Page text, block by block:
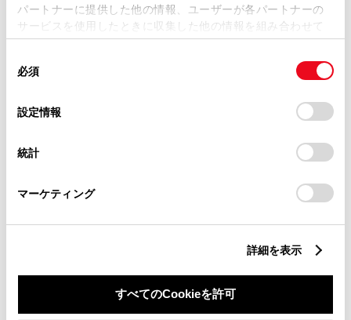
パートナーに提供した他の情報、ユーザーが各パートナーの
サービスを使用したときに収集した他の情報を組み合わせて
使用することがあります。当ウェブサイトの使用を続行する
デバイスにすべてのCookie(クッキー)が保存されることに同
意したことになります。Cookie(クッキー)のオプトアウト、
設定の変更、同意を撤回したりするにあたっては、当社の
「Cookie（クッキー）情報の取り扱いについて
」をご覧くだ
必須
設定情報
統計
マーケティング
詳細を表示
すべてのCookieを許可
必須 丁目番地
任意 建物名